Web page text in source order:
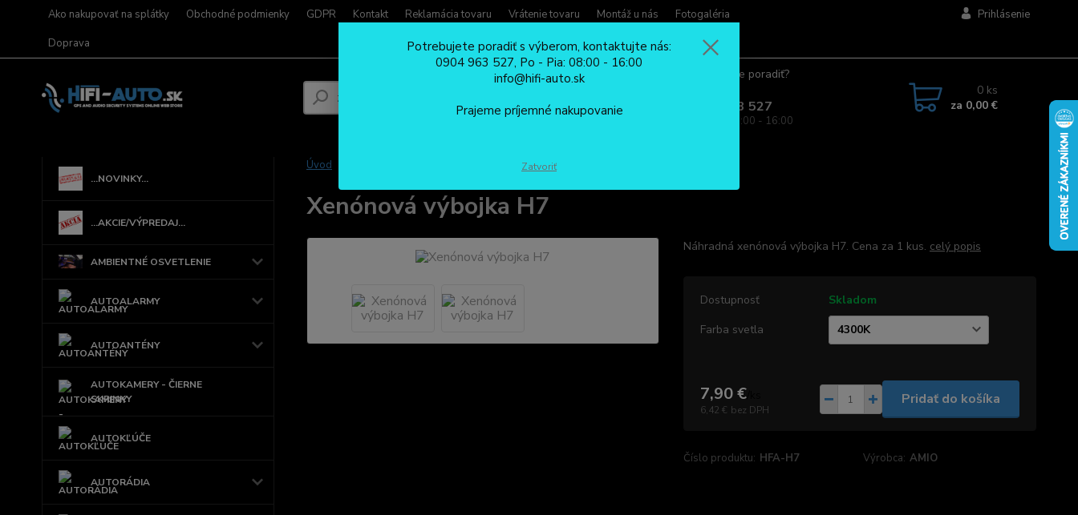
Ako nakupovať na splátky Obchodné podmienky GDPR Kontakt Reklamácia tovaru Vrátenie tovaru Montáž u nás
Fotogaléria
Doprava
Prihlásenie
Potrebujete poradiť?
0904 963 527
Po - Pia: 08:00 - 16:00
0 ks
za 0,00 €
...NOVINKY...
...AKCIE/VÝPREDAJ...
AMBIENTNÉ OSVETLENIE
AUTOALARMY
AUTOANTÉNY
AUTOKAMERY - ČIERNE
SKRINKY
AUTOKĽÚČE
AUTORÁDIA
Úvod Príslušenstvo ku xenónom
Xenónová výbojka H7
Náhradná xenónová výbojka H7. Cena za 1 kus. celý popis
Dostupnosť
Skladom
Farba svetla
7,90 €/
6,42 € bez DPH
Pridať do košíka
Číslo produktu: HFA-H7 Výrobca: AMIO
Potrebujete poradiť s výberom, kontaktujte nás:
0904 963 527, Po - Pia: 08:00 - 16:00
info@hifi-auto.sk
Prajeme príjemné nakupovanie
Zatvoriť